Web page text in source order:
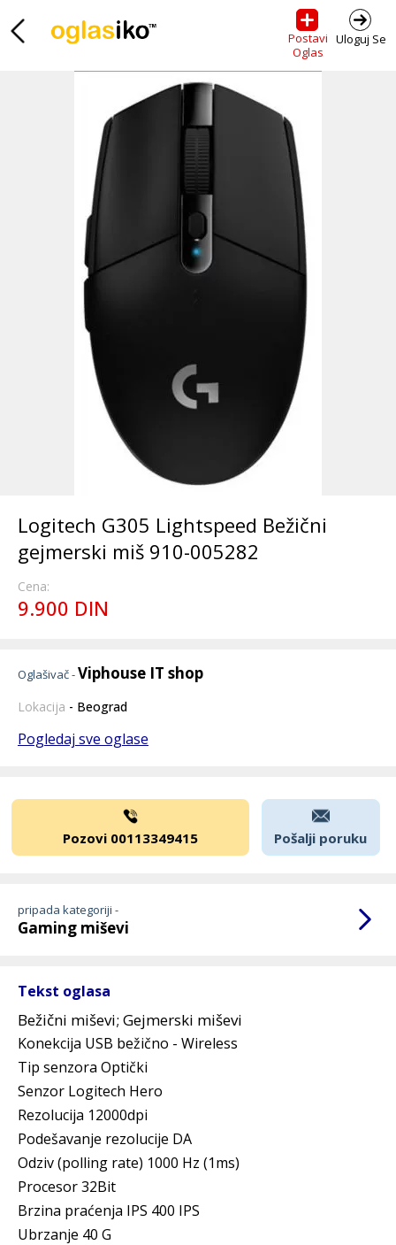
Postavi
Oglas
Uloguj Se
Logitech G305 Lightspeed Bežični
gejmerski miš 910-005282
Cena:
9.900 DIN
Oglašivač -Viphouse IT shop
Lokacija - Beograd
Pogledaj sve oglase
Pozovi 00113349415 Pošalji poruku
pripada kategoriji -
Gaming miševi
Tekst oglasa
Bežični miševi; Gejmerski miševi
Konekcija USB bežično - Wireless
Tip senzora Optički
Senzor Logitech Hero
Rezolucija 12000dpi
Podešavanje rezolucije DA
Odziv (polling rate) 1000 Hz (1ms)
Procesor 32Bit
Brzina praćenja IPS 400 IPS
Ubrzanje 40 G